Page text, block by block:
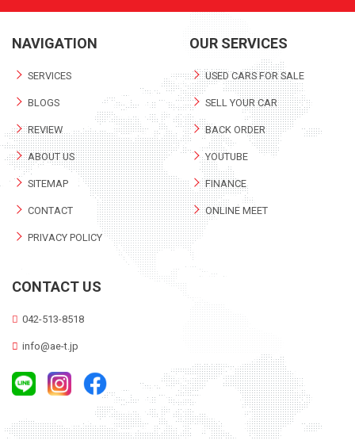
NAVIGATION
SERVICES
BLOGS
REVIEW
ABOUT US
SITEMAP
CONTACT
PRIVACY POLICY
OUR SERVICES
USED CARS FOR SALE
SELL YOUR CAR
BACK ORDER
YOUTUBE
FINANCE
ONLINE MEET
CONTACT US
042-513-8518
info@ae-t.jp